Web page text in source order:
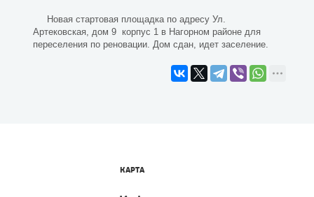
Новая стартовая площадка по адресу Ул.
Артековская, дом 9 корпус 1 в Нагорном районе для
переселения по реновации. Дом сдан, идет заселение.
КАРТА